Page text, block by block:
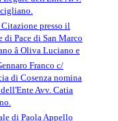
presso il
di Pace di San Marco
â Oliva Luciano e
Franco c/
di Cosenza nomina
Avv. Catia
di Paola Appello